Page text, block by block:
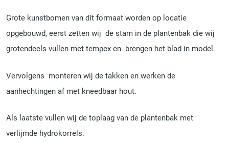
Grote kunstbomen van dit formaat worden op locatie
opgebouwd, eerst zetten wij de stam in de plantenbak die wij
grotendeels vullen met tempex en brengen het blad in model.
Vervolgens monteren wij de takken en werken de
aanhechtingen af met kneedbaar hout.
Als laatste vullen wij de toplaag van de plantenbak met
verlijmde hydrokorrels.